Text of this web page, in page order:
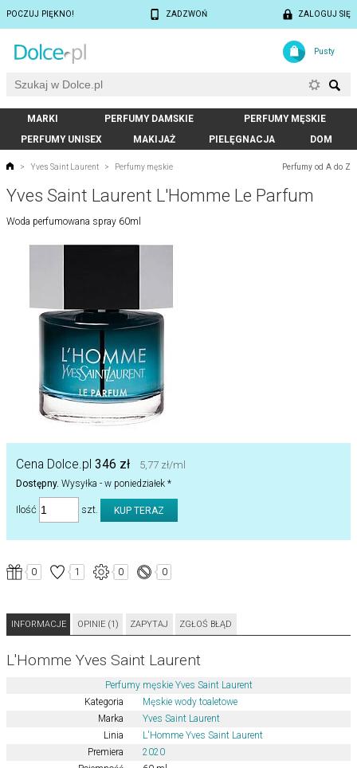
POCZUJ PIĘKNO! ZADZWOŃ ZALOGUJ SIĘ
Pusty
MARKI PERFUMY DAMSKIE
PERFUMY MĘSKIE
PERFUMY UNISEX
MAKIJAŻ PIELĘGNACJA DOM
Perfumy od A do Z
> Yves Saint Laurent > Perfumy męskie
Yves Saint Laurent L'Homme Le Parfum
Woda perfumowana spray 60ml
Cena Dolce.pl 346 zł 5,77 zł/ml
Dostępny. Wysyłka - w poniedziałek *
Ilość szt.
0 1 0 0
INFORMACJE OPINIE (1) ZAPYTAJ ZGŁOŚ BŁĄD
L'Homme Yves Saint Laurent
Perfumy męskie Yves Saint Laurent
Kategoria
Męskie wody toaletowe
Marka
Yves Saint Laurent
Linia
L'Homme Yves Saint Laurent
Premiera
2020